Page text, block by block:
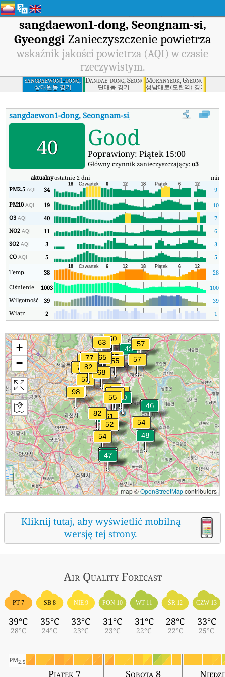
sangdaewon1-dong, Seongnam-si,
GyeonggiZanieczyszczenie powietrza
wskaźnik jakości powietrza (AQI) w czasie
rzeczywistym.
sangdaewon1-dong,
Seongnam-si,
Gyeonggi
상대원동 경기
Dandae-dong, Seongnam-si, Gyeonggi
단대동 경기
Moranyeok, Gyeonggi
성남대로(모란역) 경기
sangdaewon1-dong, Seongnam-si, Gyeonggi AQI:
40 Good
Poprawiony: Piątek 15:00
Główny czynnik zanieczyszczający:o3
aktualnyostatnie 2 dni min
PM2.5AQI 34
9
PM10AQI 19
10
O3AQI 40
7
NO2AQI 11
6
SO2AQI 3
3
COAQI 5
5
Temp.
38
28
Ciśnienie
1003 1003
Wilgotność
39
39
Wiatr
2 1
+
−
map ©OpenStreetMapcontributors
Kliknij tutaj, aby wyświetlić mobilną
wersję tej strony.
Air QualityForecast
PT 7
39°C
28°C
SB 8
35°C
24°C
NIE 9
33°C
23°C
PON 10
31°C
23°C
WT 11
31°C
22°C
ŚR 12
28°C
22°C
CZW 13
33°C
25°C
PM2.5
Piątek 7 Sobota 8